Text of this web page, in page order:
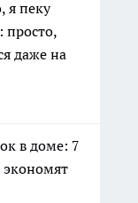
я пеку
просто,
даже на
в доме: 7